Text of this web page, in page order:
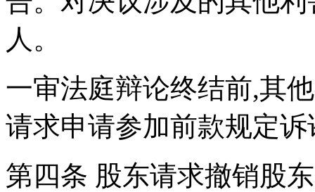
人。
一审法庭辩论终结前,其
请求申请参加前款规定
第四条 股东请求撤销股